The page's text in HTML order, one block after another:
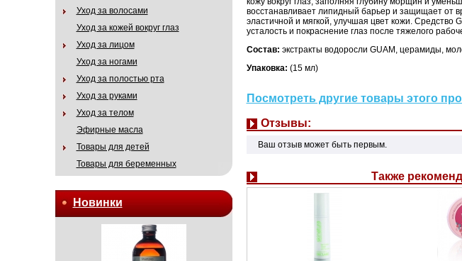
Уход за волосами
Уход за кожей вокруг глаз
Уход за лицом
Уход за ногами
Уход за полостью рта
Уход за руками
Уход за телом
Эфирные масла
Товары для детей
Товары для беременных
Новинки
восстанавливает липидный барьер и защищает от
эластичной и мягкой, улучшая цвет кожи. Средство
усталость и покраснение глаз после тяжелого
Состав: экстракты водоросли GUAM, церамиды,
Упаковка: (15 мл)
Посмотреть другие товары этого
Отзывы:
Ваш отзыв может быть первым.
Также